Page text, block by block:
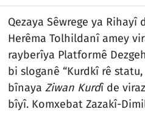
Qezaya Sêwrege ya Rihayî
Herêma Tolhildanî amey
rayberîya Platformê
bi sloganê “Kurdkî rê
bînaya Ziwan Kurdî de
bîyî. Komxebat Zazakî-